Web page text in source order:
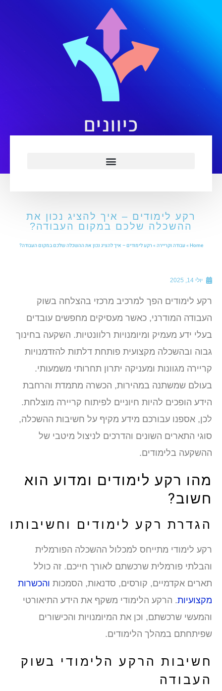
כיוונים
רקע לימודים – איך להציג נכון את
ההשכלה שלכם במקום העבודה?
»עבודה וקריירה»רקע לימודים – איך להציג נכון את ההשכלה שלכם במקום העבודה?
יולי 14, 2025
לימודים הפך למרכיב מרכזי בהצלחה בשוק
המודרני, כאשר מעסיקים מחפשים עובדים
ידע מעמיק ומיומנויות רלוונטיות. השקעה בחינוך
ובהשכלה מקצועית פותחת דלתות להזדמנויות
מגוונות ומעניקה יתרון תחרותי משמעותי.
שמשתנה במהירות, הכשרה מתמדת והרחבת
הופכים להיות חיוניים לפיתוח קריירה מוצלחת.
אספנו עבורכם מידע מקיף על חשיבות ההשכלה,
התארים השונים והדרכים לניצול מיטבי של
בלימודים.
רקע לימודים ומדוע הוא
רקע לימודים וחשיבותו
לימודי מתייחס למכלול ההשכלה הפורמלית
פורמלית שרכשתם לאורך חייכם. זה כולל
אקדמיים, קורסים, סדנאות, הסמכותוהכשרות
. הרקע הלימודי משקף את הידע התיאורטי
שרכשתם, וכן את המיומנויות והכישורים
במהלך הלימודים.
הרקע הלימודי בשוק